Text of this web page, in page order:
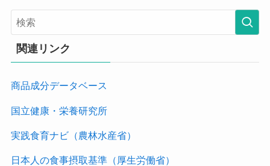
リ
ー
関連リンク
商品成分データベース
国立健康・栄養研究所
実践食育ナビ（農林水産省）
日本人の食事摂取基準（厚生労働省）